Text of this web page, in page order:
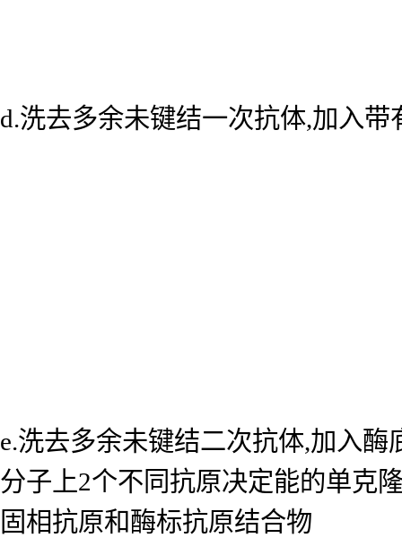
d.洗去多余未键结一次抗体,加入
e.洗去多余未键结二次抗体,加入
分子上2个不同抗原决定能的单克
固相抗原和酶标抗原结合物